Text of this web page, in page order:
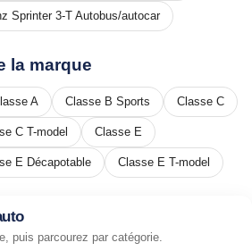
Sprinter 3-T Autobus/autocar
la marque
A Classe B Sports Classe C
C T-model Classe E
E Décapotable Classe E T-model
puis parcourez par catégorie.